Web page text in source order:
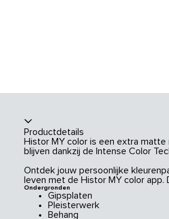
Productdetails
Histor MY color is een extra
blijven dankzij de Intense Color
Ontdek jouw persoonlijke
leven met de Histor MY color
Ondergronden
Gipsplaten
Pleisterwerk
Behang